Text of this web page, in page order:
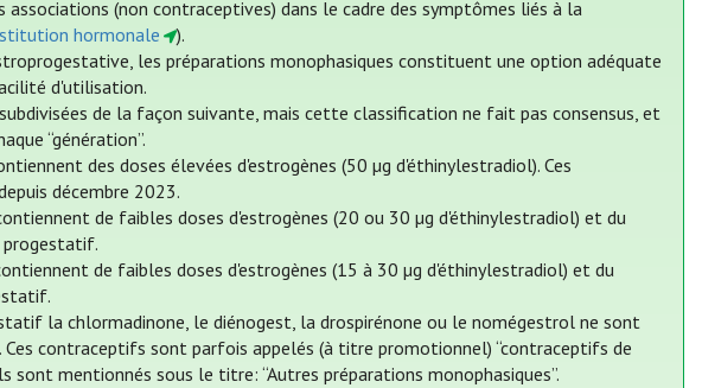
associations (non contraceptives) dans le cadre des symptômes liés à la
hormonale
).
les préparations monophasiques constituent une option adéquate
d'utilisation.
de la façon suivante, mais cette classification ne fait pas consensus, et
“génération”.
des doses élevées d'estrogènes (50 µg d'éthinylestradiol). Ces
décembre 2023.
de faibles doses d'estrogènes (20 ou 30 µg d'éthinylestradiol) et du
progestatif.
de faibles doses d'estrogènes (15 à 30 µg d'éthinylestradiol) et du
la chlormadinone, le diénogest, la drospirénone ou le nomégestrol ne sont
Ces contraceptifs sont parfois appelés (à titre promotionnel) “contraceptifs de
sont mentionnés sous le titre: “Autres préparations monophasiques”.